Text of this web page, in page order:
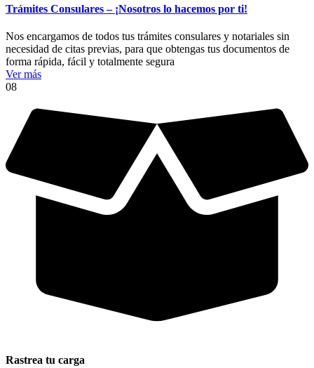
Trámites Consulares – ¡Nosotros lo hacemos por ti!
Nos encargamos de todos tus trámites consulares y notariales sin
necesidad de citas previas, para que obtengas tus documentos de
forma rápida, fácil y totalmente segura
Ver más
08
Rastrea tu carga